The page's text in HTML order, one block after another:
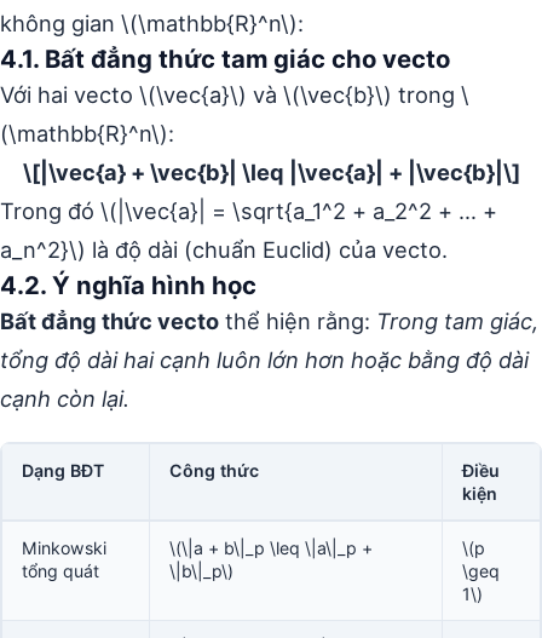
không gian \(\mathbb{R}^n\):
4.1. Bất đẳng thức tam giác cho vecto
Với hai vecto \(\vec{a}\) và \(\vec{b}\) trong \
(\mathbb{R}^n\):
\[|\vec{a} + \vec{b}| \leq |\vec{a}| + |\vec{b}|\]
Trong đó \(|\vec{a}| = \sqrt{a_1^2 + a_2^2 + … +
a_n^2}\) là độ dài (chuẩn Euclid) của vecto.
4.2. Ý nghĩa hình học
Bất đẳng thức vecto thể hiện rằng: Trong tam giác,
tổng độ dài hai cạnh luôn lớn hơn hoặc bằng độ dài
cạnh còn lại.
Dạng BĐT Công thức
Điều
kiện
Minkowski
tổng quát
\(\|a + b\|_p \leq \|a\|_p +
\|b\|_p\)
\(p
\geq
1\)